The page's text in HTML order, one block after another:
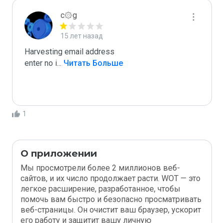
c۞g
15 лет назад
Harvesting email address
enter no i... Читать Больше
1
О приложении
Мы просмотрели более 2 миллионов веб-
сайтов, и их число продолжает расти. WOT — это
легкое расширение, разработанное, чтобы
помочь вам быстро и безопасно просматривать
веб-страницы. Он очистит ваш браузер, ускорит
его работу и защитит вашу личную